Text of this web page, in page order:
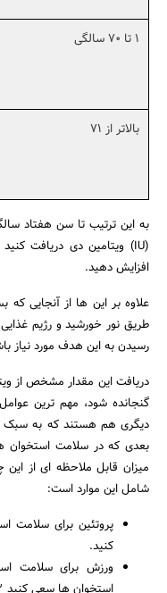
1 تا 70 سالگی
بالاتر از 71
افزایش دهید.
طریق نور خورشید و رژیم
رسیدن به این هدف مورد نیاز
دریافت این مقدار مشخص از
گنجانده شود، مهم ترین
دیگری هم هستند که به سبک
بعدی که در سلامت
میزان قابل ملاحظه ای از
شامل این موارد است:‌
پروتئین برای سلامت
کنید.
ورزش برای سلامت